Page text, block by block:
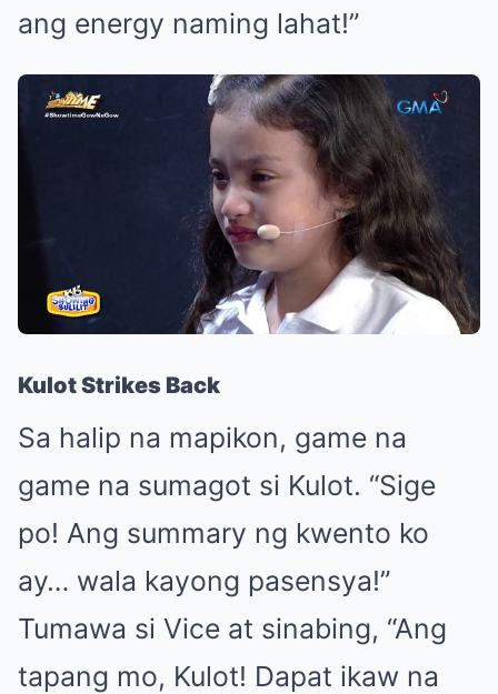
ang energy naming lahat!”
Kulot Strikes Back
Sa halip na mapikon, game na
game na sumagot si Kulot. “Sige
po! Ang summary ng kwento ko
ay… wala kayong pasensya!”
Tumawa si Vice at sinabing, “Ang
tapang mo, Kulot! Dapat ikaw na